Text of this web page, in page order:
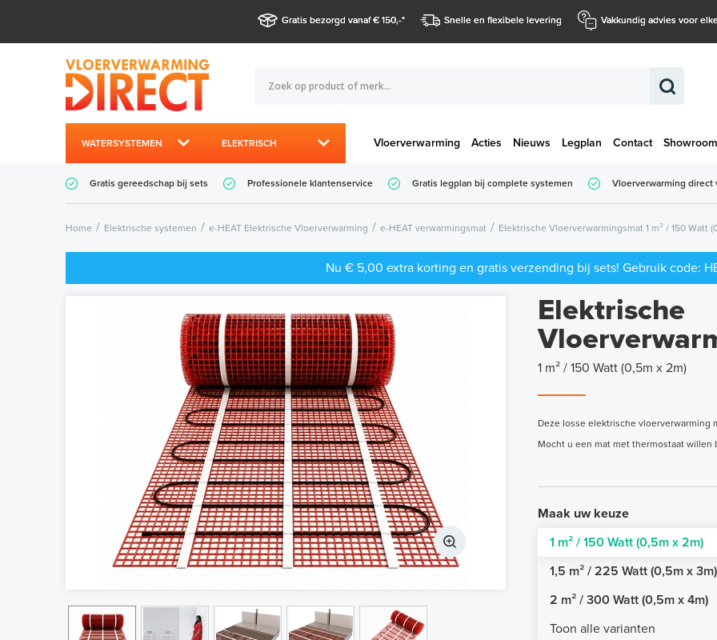
Gratis bezorgd vanaf € 150,-* Snelle en flexibele levering Vakkundig advies voor
WATERSYSTEMEN ELEKTRISCH Vloerverwarming Acties Nieuws Legplan Contact Showroom
Totaalbedrag (incl. BTW)
Gratis gereedschap bij sets Professionele klantenservice Gratis legplan bij complete systemen Vloerverwarming direct
Home Elektrische systemen e-HEAT Elektrische Vloerverwarming e-HEAT verwarmingsmat Elektrische Vloerverwarmingsmat 1 m² / 150 Watt
Nu € 5,00 extra korting en gratis verzending bij sets! Gebruik code:
Elektrische
1 m² / 150 Watt (0,5m x 2m)
Deze losse elektrische
Mocht u een mat met thermostaat
Maak uw keuze
1 m² / 150 Watt (0,5m x 2m)
1,5 m² / 225 Watt (0,5m x 3m)
2 m² / 300 Watt (0,5m x 4m)
Toon alle varianten